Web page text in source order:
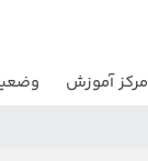
مرکز آموزش